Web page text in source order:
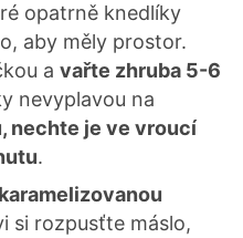
opatrně knedlíky
aby měly prostor.
a vařte zhruba 5-6
nevyplavou na
nechte je ve vroucí
.
si rozpusťte máslo,